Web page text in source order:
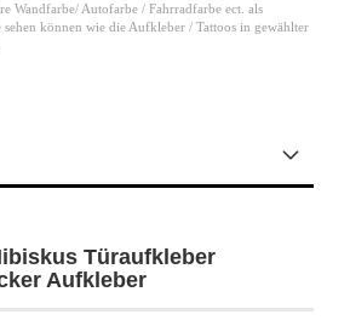
Wandfarbe/ Autofarbe / Fahrradfarbe ect. als
können wie die Aufkleber / Tattoos in gewählter
Türaufkleber
Aufkleber